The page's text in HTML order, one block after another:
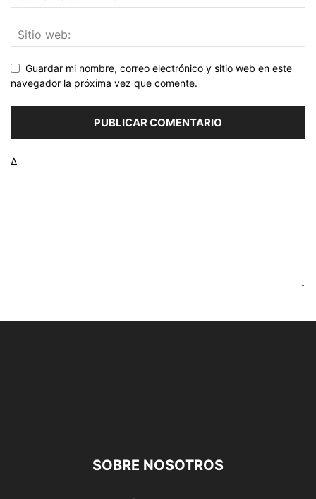
Guardar mi nombre, correo electrónico y sitio web en este
navegador la próxima vez que comente.
Δ
SOBRE NOSOTROS